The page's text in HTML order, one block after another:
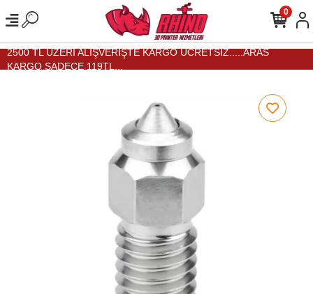
2500 TL ÜZERİ ALIŞVERİŞTE KARGO ÜCRETSİZ.....ARAS
KARGO SADECE 119TL...
0